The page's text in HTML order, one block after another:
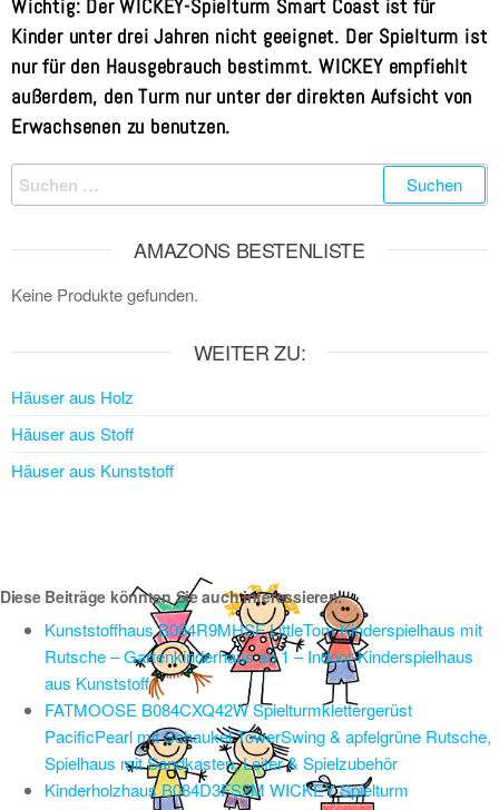
Wichtig: Der WICKEY-Spielturm Smart Coast ist für
Kinder unter drei Jahren nicht geeignet. Der Spielturm ist
nur für den Hausgebrauch bestimmt. WICKEY empfiehlt
außerdem, den Turm nur unter der direkten Aufsicht von
Erwachsenen zu benutzen.
AMAZONS BESTENLISTE
Keine Produkte gefunden.
WEITER ZU:
Häuser aus Holz
Häuser aus Stoff
Häuser aus Kunststoff
Diese Beiträge könnten Sie auch interessieren:
Kunststoffhaus B084R9MHSF LittleTom Kinderspielhaus mit
Rutsche – Gartenkinderhaus ab 1 – Indoor-Kinderspielhaus
aus Kunststoff
FATMOOSE B084CXQ42W Spielturmklettergerüst
PacificPearl mit Schaukel TowerSwing & apfelgrüne Rutsche,
Spielhaus mit Sandkasten, Leiter & Spielzubehör
Kinderholzhaus B084D3FS2M WICKEY Spielturm